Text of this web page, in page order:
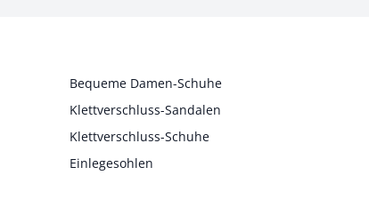
Bequeme Damen-Schuhe
Klettverschluss-Sandalen
Klettverschluss-Schuhe
Einlegesohlen